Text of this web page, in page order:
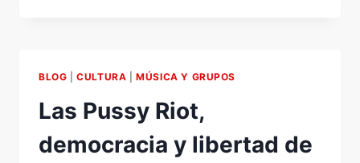
SIMILITUDES.
BLOG |CULTURA |MÚSICA Y GRUPOS
Las Pussy Riot,
democracia y libertad de